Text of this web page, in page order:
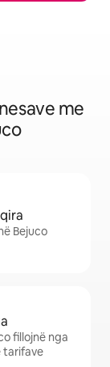
me
Bejuco
fillojnë nga
tarifave